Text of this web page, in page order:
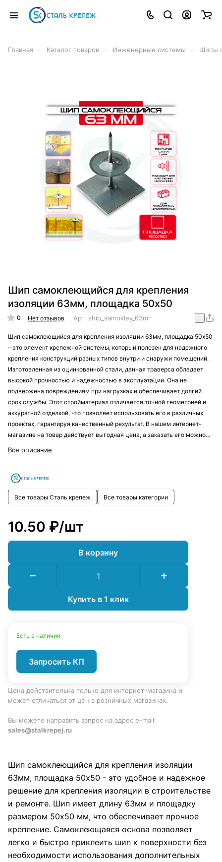
Главная Каталог товаров Инженерные системы Шипы
Шип самоклеющийся для крепления
изоляции 63мм, площадка 50х50
0 Нет отзывов Арт. ship_samokley_63mm_50х50
Шип самоклеющийся для крепления изоляции 63мм, площадка 50х50
– это элемент крепежной системы, который полезен для надежного
крепления конструкций разных типов внутри и снаружи помещений.
Изготовленная из оцинкованной стали, данная траверса обладает
высокой прочностью и надежностью в эксплуатации. Она не
подвержена повреждениям при нагрузках и обеспечивает долгий
срок службы. Этот стройматериал отличается точной геометрией и
аккуратной отделкой, что позволяет использовать его в различных
проектах, гарантируя качественный результат. В нашем интернет-
магазине на товар действует выгодная цена, а заказать его можно
быстро и безопасно.
Все описание
Все товары Сталь крепеж Все товары категории
10.50 ₽/шт
В корзину
Купить в 1 клик
Есть в наличии
Запросить КП
Цена действительна только для интернет-магазина и
может отличаться от цен в розничных магазинах.
Вы можете направить запрос на адрес e-mail:
sales@stalkrepej.ru
Шип самоклеющийся для крепления изоляции
63мм, площадка 50х50 - это удобное и надежное
решение для крепления изоляции в строительстве
и ремонте. Шип имеет длину 63мм и площадку
размером 50х50 мм, что обеспечивает прочное
крепление. Самоклеющаяся основа позволяет
легко и быстро приклеить шип к поверхности без
необходимости использования дополнительных